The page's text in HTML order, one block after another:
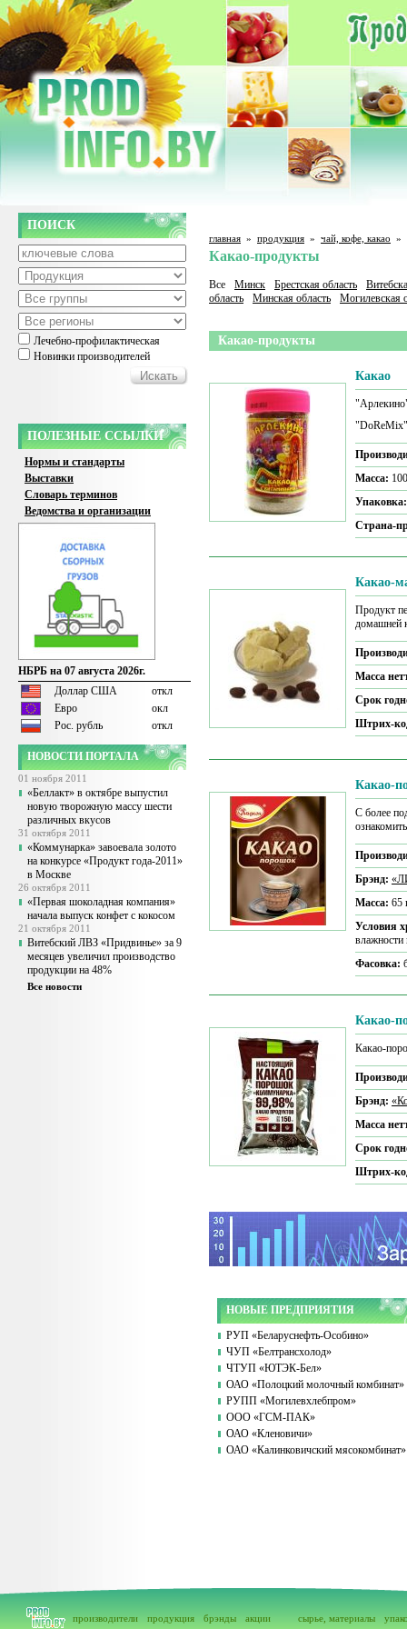
ПОИСК
Лечебно-профилактическая
Новинки производителей
ПОЛЕЗНЫЕ ССЫЛКИ
Нормы и стандарты
Выставки
Словарь терминов
Ведомства и организации
НБРБ на 07 августа 2026г.
Доллар США
откл
Евро
окл
Рос. рубль
откл
НОВОСТИ ПОРТАЛА
01 ноября 2011
«Беллакт» в октябре выпустил
новую творожную массу шести
различных вкусов
31 октября 2011
«Коммунарка» завоевала золото
на конкурсе «Продукт года-2011»
в Москве
26 октября 2011
«Первая шоколадная компания»
начала выпуск конфет с кокосом
21 октября 2011
Витебский ЛВЗ «Придвинье» за 9
месяцев увеличил производство
продукции на 48%
Все новости
главная » продукция » чай, кофе, какао »
Какао-продукты
Все Минск Брестская область
область
Минская область Могилевская
Какао-продукты
Какао
Масса:
Страна-
Какао-
Продукт
домашней
Масса
Срок
Штрих-
Какао-
С более
Брэнд:
Масса: 65
Условия
влажности
Фасовка:
Какао-
Какао-
Брэнд:
Масса
Срок
Штрих-
НОВЫЕ ПРЕДПРИЯТИЯ
РУП «Беларуснефть-Особино»
ЧУП «Белтрансхолод»
ЧТУП «ЮТЭК-Бел»
ОАО «Полоцкий молочный комбинат»
РУПП «Могилевхлебпром»
ООО «ГСМ-ПАК»
ОАО «Кленовичи»
ОАО «Калинковичский мясокомбинат»
производители продукция брэнды акции сырье, материалы